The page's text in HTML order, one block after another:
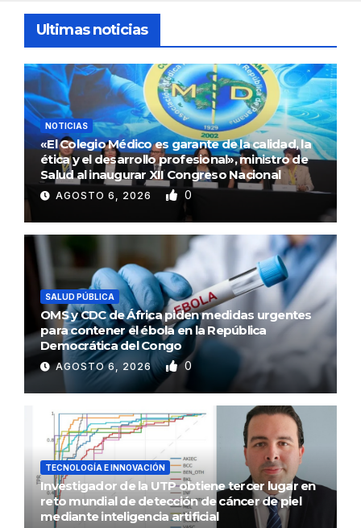
Ultimas noticias
NOTICIAS
«El Colegio Médico es garante de la calidad, la
ética y el desarrollo profesional», ministro de
Salud al inaugurar XII Congreso Nacional
AGOSTO 6, 2026 0
SALUD PÚBLICA
OMS y CDC de África piden medidas urgentes
para contener el ébola en la República
Democrática del Congo
AGOSTO 6, 2026 0
TECNOLOGÍA E INNOVACIÓN
Investigador de la UTP obtiene tercer lugar en
reto mundial de detección de cáncer de piel
mediante inteligencia artificial